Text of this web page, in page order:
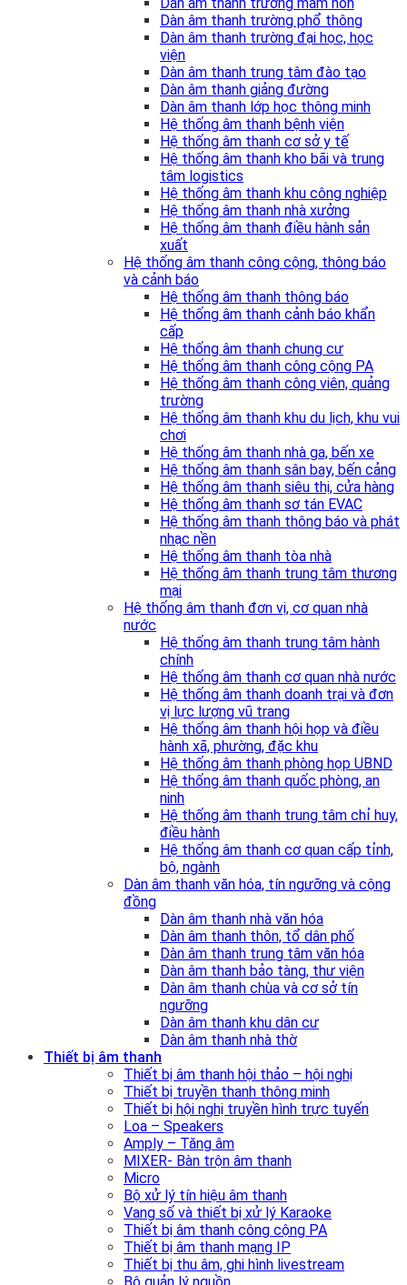
Dàn âm thanh trường phổ thông
Dàn âm thanh trường đại học, học
viện
Dàn âm thanh trung tâm đào tạo
Dàn âm thanh giảng đường
Dàn âm thanh lớp học thông minh
Hệ thống âm thanh bệnh viện
Hệ thống âm thanh cơ sở y tế
Hệ thống âm thanh kho bãi và trung
tâm logistics
Hệ thống âm thanh khu công nghiệp
Hệ thống âm thanh nhà xưởng
Hệ thống âm thanh điều hành sản
xuất
Hệ thống âm thanh công cộng, thông báo
và cảnh báo
Hệ thống âm thanh thông báo
Hệ thống âm thanh cảnh báo khẩn
cấp
Hệ thống âm thanh chung cư
Hệ thống âm thanh công cộng PA
Hệ thống âm thanh công viên, quảng
trường
Hệ thống âm thanh khu du lịch, khu vui
chơi
Hệ thống âm thanh nhà ga, bến xe
Hệ thống âm thanh sân bay, bến cảng
Hệ thống âm thanh siêu thị, cửa hàng
Hệ thống âm thanh sơ tán EVAC
Hệ thống âm thanh thông báo và phát
nhạc nền
Hệ thống âm thanh tòa nhà
Hệ thống âm thanh trung tâm thương
mại
Hệ thống âm thanh đơn vị, cơ quan nhà
nước
Hệ thống âm thanh trung tâm hành
chính
Hệ thống âm thanh cơ quan nhà nước
Hệ thống âm thanh doanh trại và đơn
vị lực lượng vũ trang
Hệ thống âm thanh hội họp và điều
hành xã, phường, đặc khu
Hệ thống âm thanh phòng họp UBND
Hệ thống âm thanh quốc phòng, an
ninh
Hệ thống âm thanh trung tâm chỉ huy,
điều hành
Hệ thống âm thanh cơ quan cấp tỉnh,
bộ, ngành
Dàn âm thanh văn hóa, tín ngưỡng và cộng
đồng
Dàn âm thanh nhà văn hóa
Dàn âm thanh thôn, tổ dân phố
Dàn âm thanh trung tâm văn hóa
Dàn âm thanh bảo tàng, thư viện
Dàn âm thanh chùa và cơ sở tín
ngưỡng
Dàn âm thanh khu dân cư
Dàn âm thanh nhà thờ
Thiết bị âm thanh
Thiết bị âm thanh hội thảo – hội nghị
Thiết bị truyền thanh thông minh
Thiết bị hội nghị truyền hình trực tuyến
Loa – Speakers
Amply – Tăng âm
MIXER- Bàn trộn âm thanh
Micro
Bộ xử lý tín hiệu âm thanh
Vang số và thiết bị xử lý Karaoke
Thiết bị âm thanh công cộng PA
Thiết bị âm thanh mạng IP
Thiết bị thu âm, ghi hình livestream
Bộ quản lý nguồn